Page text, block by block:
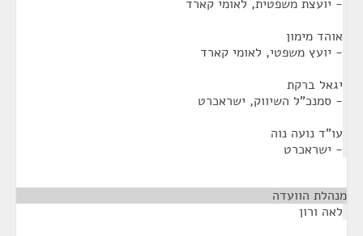
- יועצת משפטית, לאומי קארד
אוהד מימון
- יועץ משפטי, לאומי קארד
יגאל ברקת
- סמנכ"ל השיווק, ישראכרט
עו"ד נועה נוה
- ישראכרט
מנהלת הוועדה
לאה ורון